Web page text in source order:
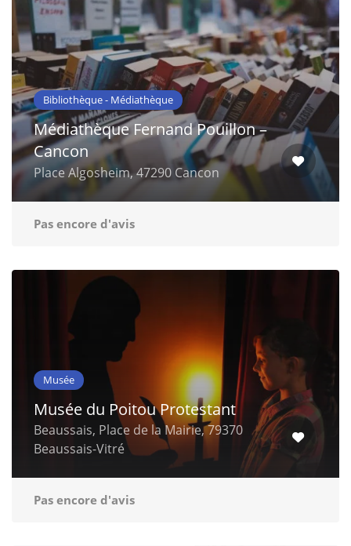
Bibliothèque - Médiathèque
Médiathèque Fernand Pouillon –
Cancon
Place Algosheim, 47290 Cancon
Pas encore d'avis
Musée
Musée du Poitou Protestant
Beaussais, Place de la Mairie, 79370
Beaussais-Vitré
Pas encore d'avis